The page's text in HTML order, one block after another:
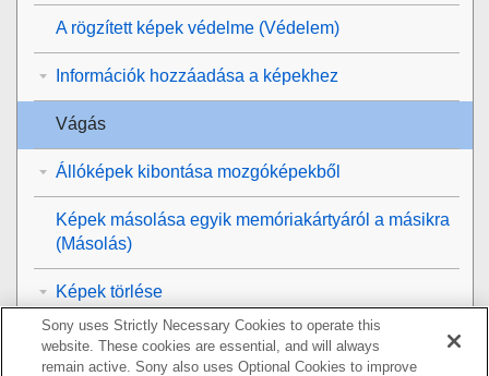
A rögzített képek védelme (Védelem)
Információk hozzáadása a képekhez
Vágás
Állóképek kibontása mozgóképekből
Képek másolása egyik memóriakártyáról a másikra
(Másolás)
Képek törlése
Képek megtekintése televízión
Sony uses Strictly Necessary Cookies to operate this
website. These cookies are essential, and will always
remain active. Sony also uses Optional Cookies to improve